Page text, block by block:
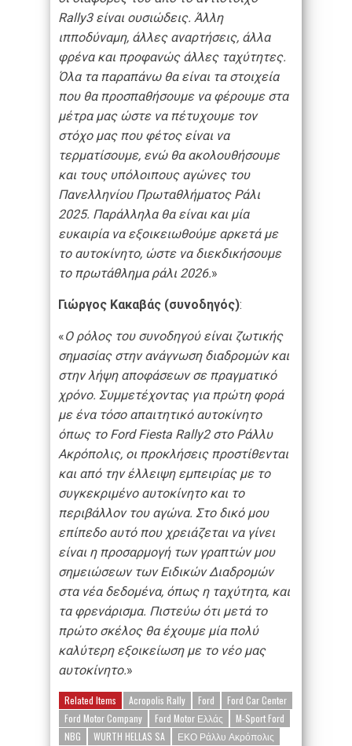
Rally3 είναι ουσιώδεις. Άλλη
ιπποδύναμη, άλλες αναρτήσεις, άλλα
φρένα και προφανώς άλλες ταχύτητες.
Όλα τα παραπάνω θα είναι τα στοιχεία
που θα προσπαθήσουμε να φέρουμε στα
μέτρα μας ώστε να πέτυχουμε τον
στόχο μας που φέτος είναι να
τερματίσουμε, ενώ θα ακολουθήσουμε
και τους υπόλοιπους αγώνες του
Πανελληνίου Πρωταθλήματος Ράλι
2025. Παράλληλα θα είναι και μία
ευκαιρία να εξοικειωθούμε αρκετά με
το αυτοκίνητο, ώστε να διεκδικήσουμε
το πρωτάθλημα ράλι 2026.»
Γιώργος Κακαβάς (συνοδηγός):
«Ο ρόλος του συνοδηγού είναι ζωτικής
σημασίας στην ανάγνωση διαδρομών και
στην λήψη αποφάσεων σε πραγματικό
χρόνο. Συμμετέχοντας για πρώτη φορά
με ένα τόσο απαιτητικό αυτοκίνητο
όπως το Ford Fiesta Rally2 στο Ράλλυ
Ακρόπολις, οι προκλήσεις προστίθενται
και από την έλλειψη εμπειρίας με το
συγκεκριμένο αυτοκίνητο και το
περιβάλλον του αγώνα. Στο δικό μου
επίπεδο αυτό που χρειάζεται να γίνει
είναι η προσαρμογή των γραπτών μου
σημειώσεων των Ειδικών Διαδρομών
στα νέα δεδομένα, όπως η ταχύτητα, και
τα φρενάρισμα. Πιστεύω ότι μετά το
πρώτο σκέλος θα έχουμε μία πολύ
καλύτερη εξοικείωση με το νέο μας
αυτοκίνητο.»
Related Items Acropolis Rally Ford
Ford Car Center
Ford Motor Company
Ford Motor Ελλάς
M-Sport Ford
NBG
WURTH HELLAS SA
ΕΚΟ Ράλλυ Ακρόπολις